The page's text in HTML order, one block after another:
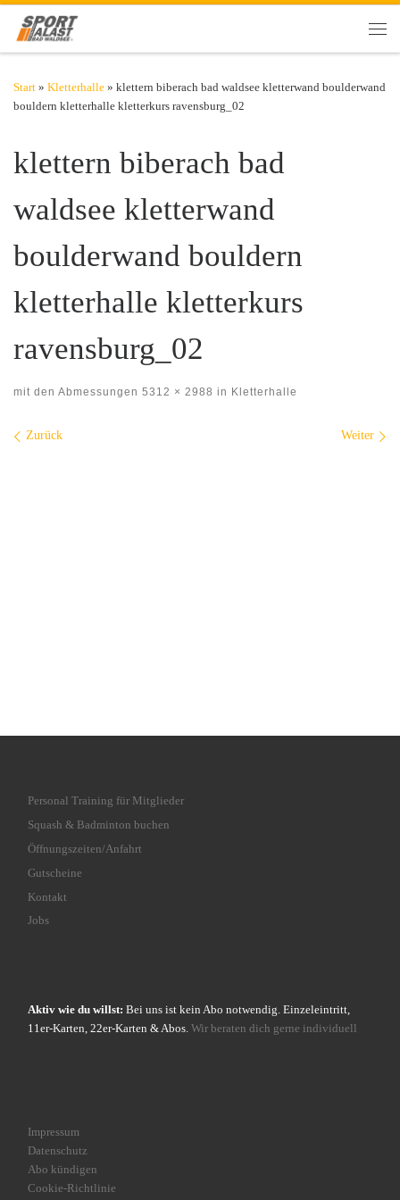
Zum Inhalt springen
Start » Kletterhalle » klettern biberach bad waldsee kletterwand boulderwand
bouldern kletterhalle kletterkurs ravensburg_02
klettern biberach bad
waldsee kletterwand
boulderwand bouldern
kletterhalle kletterkurs
ravensburg_02
mit den Abmessungen 5312 × 2988 in Kletterhalle
Bilder Navigation
Zurück Weiter
Personal Training für Mitglieder
Squash & Badminton buchen
Öffnungszeiten/Anfahrt
Gutscheine
Kontakt
Jobs
Aktiv wie du willst: Bei uns ist kein Abo notwendig. Einzeleintritt,
11er-Karten, 22er-Karten & Abos. Wir beraten dich gerne individuell
Impressum
Datenschutz
Abo kündigen
Cookie-Richtlinie